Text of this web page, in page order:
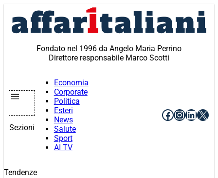
contenuto
Fondato nel 1996 da Angelo Maria Perrino
Direttore responsabile Marco Scotti
Sezioni
Economia
Corporate
Politica
Esteri
News
Salute
Sport
AI TV
Facebook
X
Tendenze